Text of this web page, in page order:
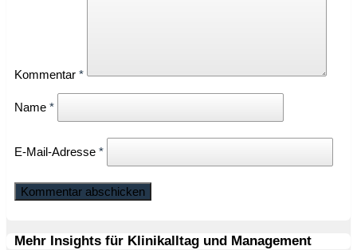
Kommentar *
Name *
E-Mail-Adresse *
Mehr Insights für Klinikalltag und Management